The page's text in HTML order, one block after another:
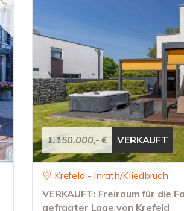
1.150.000,- € VERKAUFT
Krefeld - Inrath/Kliedbruch
VERKAUFT: Freiraum für die
gefragter Lage von Krefeld